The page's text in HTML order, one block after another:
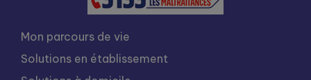
Mon parcours de vie
Solutions en établissement